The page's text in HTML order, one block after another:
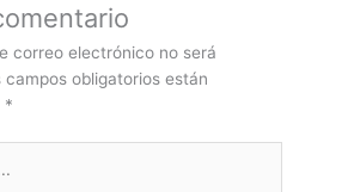
correo electrónico no será
campos obligatorios están
*